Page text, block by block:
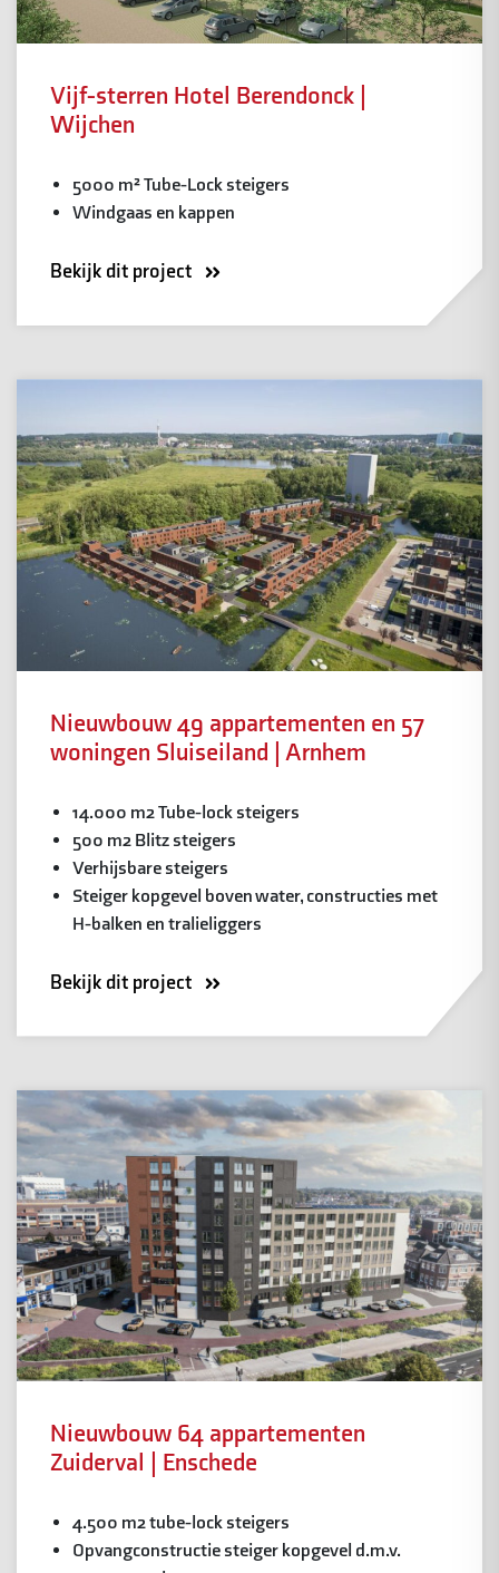
Vijf-sterren Hotel Berendonck |
Wijchen
5000 m² Tube-Lock steigers
Windgaas en kappen
Bekijk dit project
Nieuwbouw 49 appartementen en 57
woningen Sluiseiland | Arnhem
14.000 m2 Tube-lock steigers
500 m2 Blitz steigers
Verhijsbare steigers
Steiger kopgevel boven water, constructies met
H-balken en tralieliggers
Bekijk dit project
Nieuwbouw 64 appartementen
Zuiderval | Enschede
4.500 m2 tube-lock steigers
Opvangconstructie steiger kopgevel d.m.v.